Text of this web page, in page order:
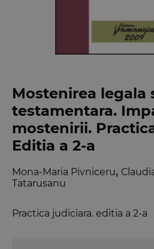
Mostenirea legala
testamentara.
mostenirii.
Editia a 2-a
Practica judiciara. editia a 2-a
Mona-Maria Pivniceru,
Tatarusanu